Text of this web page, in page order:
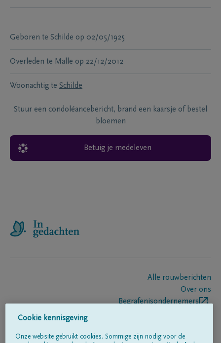
Geboren te Schilde op 02/05/1925
Overleden te Malle op 22/12/2012
Woonachtig te Schilde
Stuur een condoléancebericht, brand een kaarsje of bestel
bloemen
Betuig je medeleven
Alle rouwberichten
Over ons
Begrafenisondernemers
Cookie kennisgeving
Onze website gebruikt cookies. Sommige zijn nodig voor de